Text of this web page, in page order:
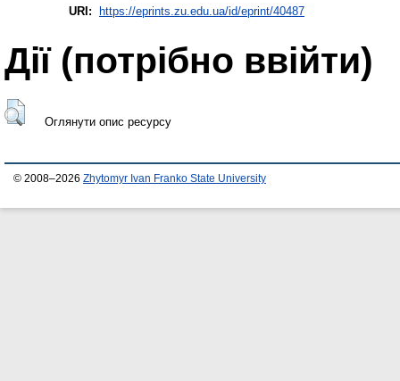
URI:
https://eprints.zu.edu.ua/id/eprint/40487
Дії ​​(потрібно ввійти)
Оглянути опис ресурсу
© 2008–2026 Zhytomyr Ivan Franko State University